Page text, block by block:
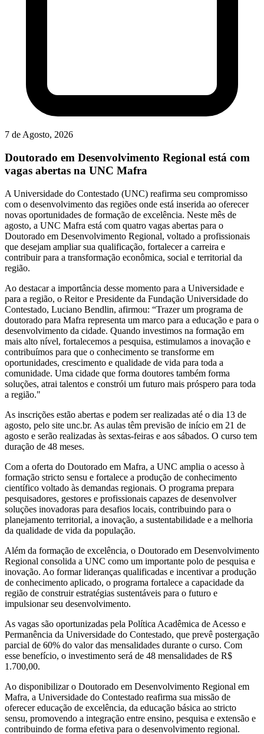
7 de Agosto, 2026
Doutorado em Desenvolvimento Regional está com
vagas abertas na UNC Mafra
A Universidade do Contestado (UNC) reafirma seu compromisso
com o desenvolvimento das regiões onde está inserida ao oferecer
novas oportunidades de formação de excelência. Neste mês de
agosto, a UNC Mafra está com quatro vagas abertas para o
Doutorado em Desenvolvimento Regional, voltado a profissionais
que desejam ampliar sua qualificação, fortalecer a carreira e
contribuir para a transformação econômica, social e territorial da
região.
Ao destacar a importância desse momento para a Universidade e
para a região, o Reitor e Presidente da Fundação Universidade do
Contestado, Luciano Bendlin, afirmou: “Trazer um programa de
doutorado para Mafra representa um marco para a educação e para o
desenvolvimento da cidade. Quando investimos na formação em
mais alto nível, fortalecemos a pesquisa, estimulamos a inovação e
contribuímos para que o conhecimento se transforme em
oportunidades, crescimento e qualidade de vida para toda a
comunidade. Uma cidade que forma doutores também forma
soluções, atrai talentos e constrói um futuro mais próspero para toda
a região."
As inscrições estão abertas e podem ser realizadas até o dia 13 de
agosto, pelo site unc.br. As aulas têm previsão de início em 21 de
agosto e serão realizadas às sextas-feiras e aos sábados. O curso tem
duração de 48 meses.
Com a oferta do Doutorado em Mafra, a UNC amplia o acesso à
formação stricto sensu e fortalece a produção de conhecimento
científico voltado às demandas regionais. O programa prepara
pesquisadores, gestores e profissionais capazes de desenvolver
soluções inovadoras para desafios locais, contribuindo para o
planejamento territorial, a inovação, a sustentabilidade e a melhoria
da qualidade de vida da população.
Além da formação de excelência, o Doutorado em Desenvolvimento
Regional consolida a UNC como um importante polo de pesquisa e
inovação. Ao formar lideranças qualificadas e incentivar a produção
de conhecimento aplicado, o programa fortalece a capacidade da
região de construir estratégias sustentáveis para o futuro e
impulsionar seu desenvolvimento.
As vagas são oportunizadas pela Política Acadêmica de Acesso e
Permanência da Universidade do Contestado, que prevê postergação
parcial de 60% do valor das mensalidades durante o curso. Com
esse benefício, o investimento será de 48 mensalidades de R$
1.700,00.
Ao disponibilizar o Doutorado em Desenvolvimento Regional em
Mafra, a Universidade do Contestado reafirma sua missão de
oferecer educação de excelência, da educação básica ao stricto
sensu, promovendo a integração entre ensino, pesquisa e extensão e
contribuindo de forma efetiva para o desenvolvimento regional.